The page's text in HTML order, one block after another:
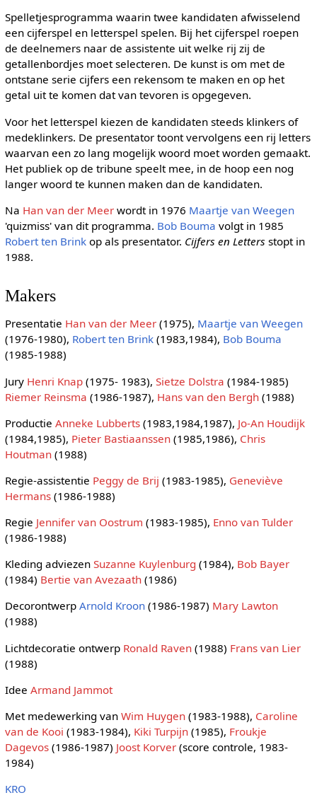
Spelletjesprogramma waarin twee kandidaten afwisselend
een cijferspel en letterspel spelen. Bij het cijferspel roepen
de deelnemers naar de assistente uit welke rij zij de
getallenbordjes moet selecteren. De kunst is om met de
ontstane serie cijfers een rekensom te maken en op het
getal uit te komen dat van tevoren is opgegeven.
Voor het letterspel kiezen de kandidaten steeds klinkers of
medeklinkers. De presentator toont vervolgens een rij letters
waarvan een zo lang mogelijk woord moet worden gemaakt.
Het publiek op de tribune speelt mee, in de hoop een nog
langer woord te kunnen maken dan de kandidaten.
Na Han van der Meerwordt in 1976 Maartje van Weegen
'quizmiss' van dit programma. Bob Bouma volgt in 1985
Robert ten Brinkop als presentator. Cijfers en Letters stopt in
1988.
Makers
Presentatie Han van der Meer(1975), Maartje van Weegen
(1976-1980), Robert ten Brink(1983,1984), Bob Bouma
(1985-1988)
Jury Henri Knap(1975- 1983), Sietze Dolstra (1984-1985)
Riemer Reinsma (1986-1987), Hans van den Bergh(1988)
Productie Anneke Lubberts(1983,1984,1987), Jo-An Houdijk
(1984,1985), Pieter Bastiaanssen(1985,1986), Chris
Houtman(1988)
Regie-assistentie Peggy de Brij (1983-1985), Geneviève
Hermans(1986-1988)
Regie Jennifer van Oostrum (1983-1985), Enno van Tulder
(1986-1988)
Kleding adviezen Suzanne Kuylenburg (1984), Bob Bayer
(1984) Bertie van Avezaath(1986)
Decorontwerp Arnold Kroon(1986-1987) Mary Lawton
(1988)
Lichtdecoratie ontwerp Ronald Raven(1988) Frans van Lier
(1988)
Idee Armand Jammot
Met medewerking van Wim Huygen(1983-1988), Caroline
van de Kooi (1983-1984), Kiki Turpijn(1985), Froukje
Dagevos(1986-1987) Joost Korver(score controle, 1983-
1984)
KRO